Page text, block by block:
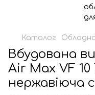
Каталог
Вбудована
Air Max VF
нержавіюча